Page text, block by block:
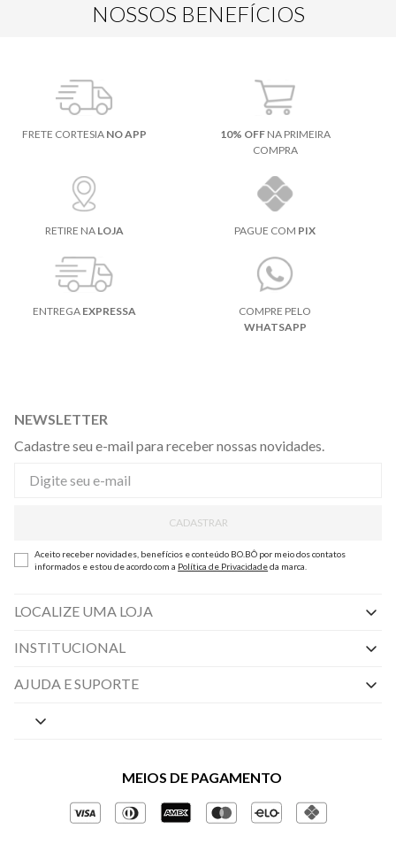
NOSSOS BENEFÍCIOS
FRETE CORTESIA NO APP 10% OFFNA PRIMEIRA
COMPRA
RETIRE NA LOJA PAGUE COM PIX
ENTREGA EXPRESSA
COMPRE PELO
WHATSAPP
NEWSLETTER
Cadastre seu e-mail para receber nossas novidades.
CADASTRAR
Aceito receber novidades, benefícios e conteúdo BO.BÔ por meio dos contatos
informados e estou de acordo com a Política de Privacidadeda marca.
LOCALIZE UMA LOJA
INSTITUCIONAL
Nossas Lojas
Políticas de Privacidade
Gestão de Privacidade
AJUDA E SUPORTE
Central de Preferências
Perguntas frequentes
Regulamentos e Promoções
MEIOS DE PAGAMENTO